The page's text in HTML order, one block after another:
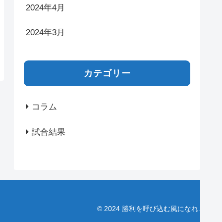
2024年4月
2024年3月
カテゴリー
コラム
試合結果
© 2024 勝利を呼び込む風になれ.